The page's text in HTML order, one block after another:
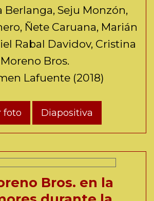
Berlanga, Seju Monzón,
Ñete Caruana, Marián
Rabal Davidov, Cristina
Bros.
Lafuente (2018)
foto Diapositiva
Bros. en la